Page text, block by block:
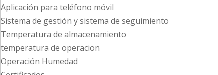
Aplicación para teléfono móvil
Sistema de gestión y sistema de seguimiento
Temperatura de almacenamiento
temperatura de operacion
Operación Humedad